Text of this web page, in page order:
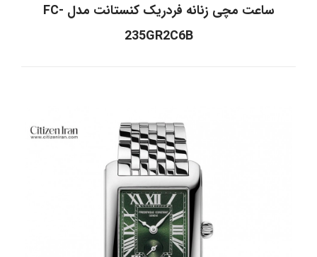
ساعت مچی زنانه فردریک کنستانت مدل FC-
235GR2C6B